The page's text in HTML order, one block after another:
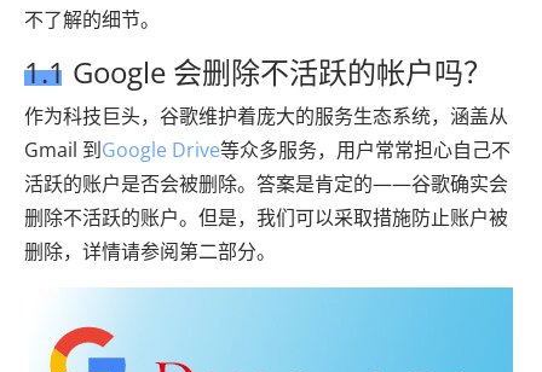
不了解的细节。
1.1 Google 会删除不活跃的帐户吗？
作为科技巨头，谷歌维护着庞大的服务生态系统，涵盖从
Gmail 到Google Drive等众多服务，用户常常担心自己不
活跃的账户是否会被删除。答案是肯定的——谷歌确实会
删除不活跃的账户。但是，我们可以采取措施防止账户被
删除，详情请参阅第二部分。